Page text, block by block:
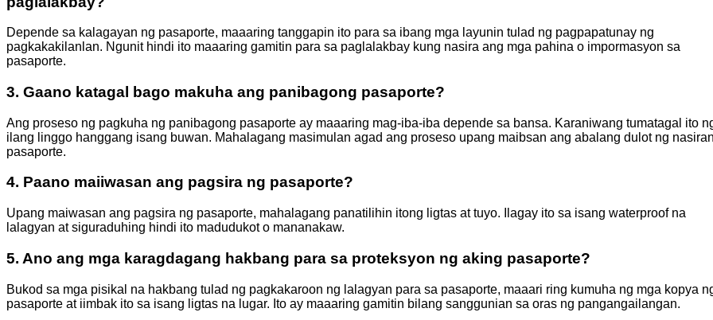
Depende sa kalagayan ng pasaporte, maaaring tanggapin ito para sa ibang mga layunin tulad ng pagpapatunay ng
pagkakakilanlan. Ngunit hindi ito maaaring gamitin para sa paglalakbay kung nasira ang mga pahina o impormasyon sa
pasaporte.
3. Gaano katagal bago makuha ang panibagong pasaporte?
Ang proseso ng pagkuha ng panibagong pasaporte ay maaaring mag-iba-iba depende sa bansa. Karaniwang tumatagal ito
ilang linggo hanggang isang buwan. Mahalagang masimulan agad ang proseso upang maibsan ang abalang dulot ng
pasaporte.
4. Paano maiiwasan ang pagsira ng pasaporte?
Upang maiwasan ang pagsira ng pasaporte, mahalagang panatilihin itong ligtas at tuyo. Ilagay ito sa isang waterproof na
lalagyan at siguraduhing hindi ito madudukot o mananakaw.
5. Ano ang mga karagdagang hakbang para sa proteksyon ng aking pasaporte?
Bukod sa mga pisikal na hakbang tulad ng pagkakaroon ng lalagyan para sa pasaporte, maaari ring kumuha ng mga kopya
pasaporte at iimbak ito sa isang ligtas na lugar. Ito ay maaaring gamitin bilang sanggunian sa oras ng pangangailangan.